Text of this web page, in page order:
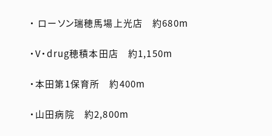
・ ローソン瑞穂馬場上光店 約680m
・V・drug穂積本田店 約1,150m
・本田第1保育所 約400m
・山田病院 約2,800m